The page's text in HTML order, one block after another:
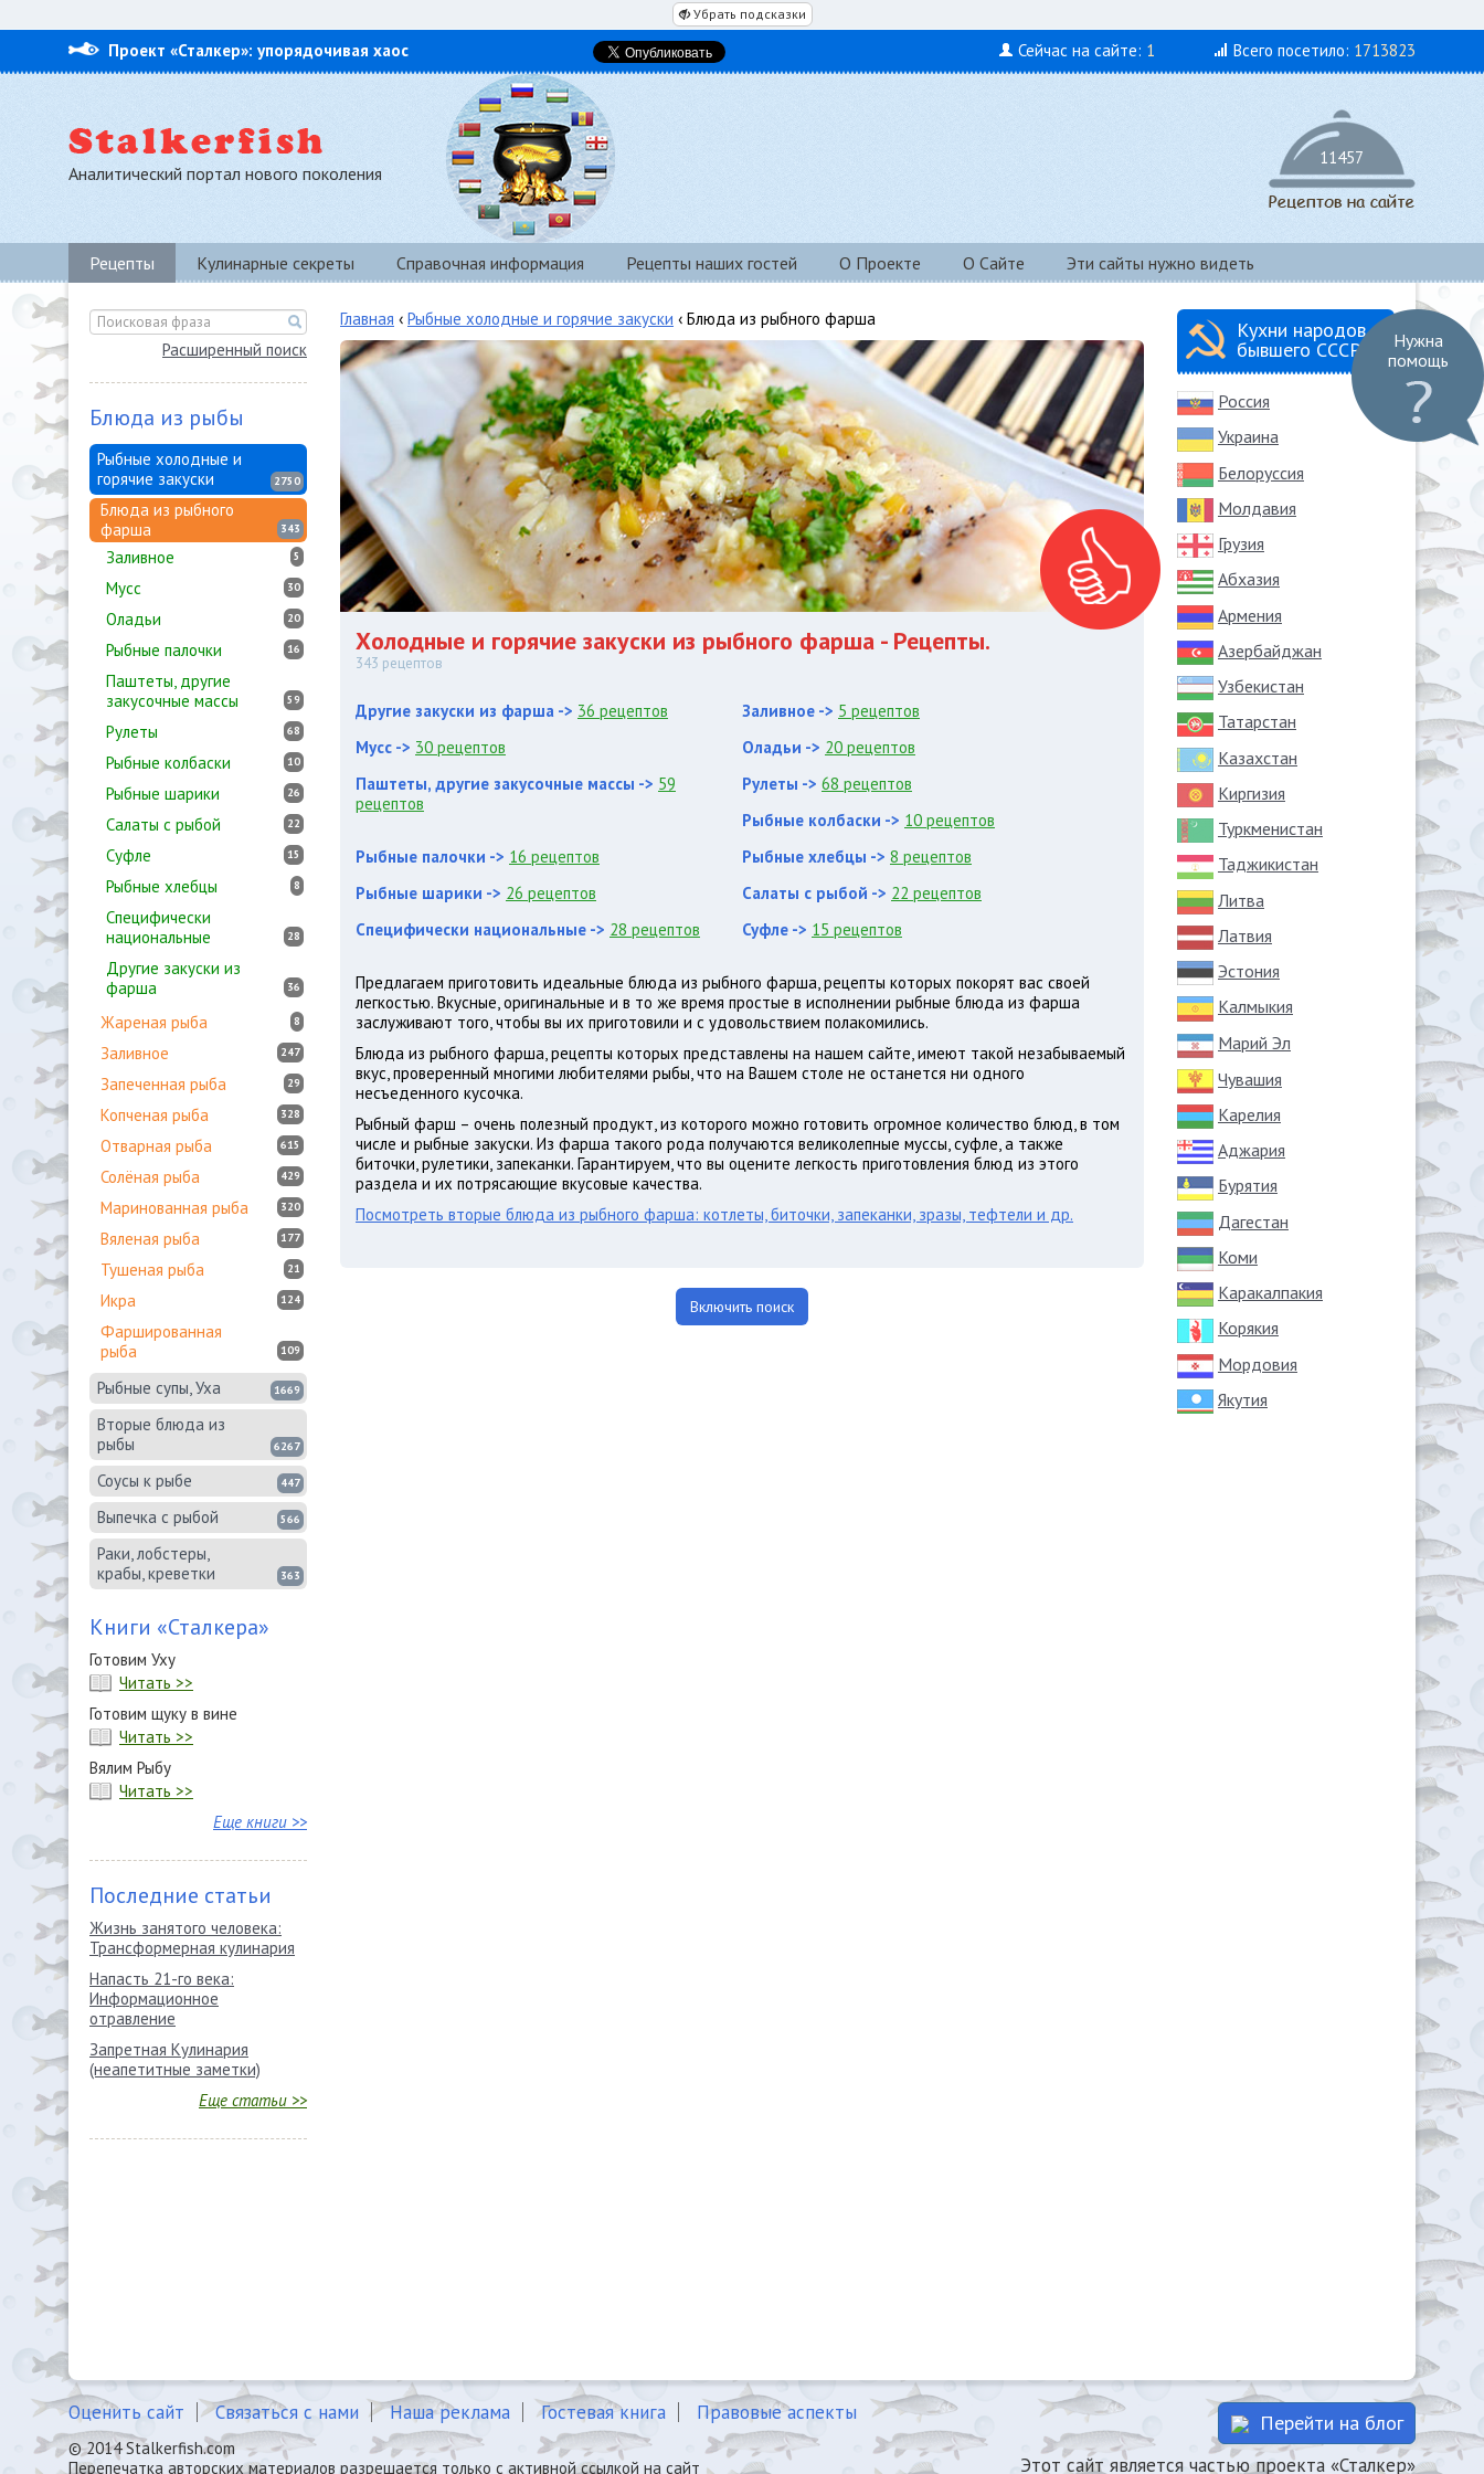
Убрать подсказки
Проект «Сталкер»: упорядочивая хаос Сейчас на сайте: 1 Всего посетило: 1713823
Аналитический портал нового поколения
11457
Рецепты Кулинарные секреты Справочная информация Рецепты наших гостей О Проекте О Сайте Эти сайты нужно видеть
Расширенный поиск
Блюда из рыбы
Рыбные холодные и
горячие закуски
2750
Блюда из рыбного
фарша
343
Заливное 5
Мусс 30
Оладьи 20
Рыбные палочки 16
Паштеты, другие
закусочные массы
59
Рулеты 68
Рыбные колбаски 10
Рыбные шарики 26
Салаты с рыбой 22
Суфле 15
Рыбные хлебцы 8
Специфически
национальные
28
Другие закуски из
фарша
36
Жареная рыба 8
Заливное 247
Запеченная рыба 29
Копченая рыба 328
Отварная рыба 615
Солёная рыба 429
Маринованная рыба 320
Вяленая рыба 177
Тушеная рыба 21
Икра 124
Фаршированная
рыба
109
Рыбные супы, Уха 1669
Вторые блюда из
рыбы
6267
Соусы к рыбе 447
Выпечка с рыбой 566
Раки, лобстеры,
крабы, креветки
363
Книги «Сталкера»
Готовим Уху
Читать >>
Готовим щуку в вине
Читать >>
Вялим Рыбу
Читать >>
Еще книги >>
Последние статьи
Жизнь занятого человека:
Трансформерная кулинария
Напасть 21-го века:
Информационное
отравление
Запретная Кулинария
(неапетитные заметки)
Еще статьи >>
Главная ‹ Рыбные холодные и горячие закуски ‹ Блюда из рыбного фарша
Холодные и горячие закуски из рыбного фарша - Рецепты.
343 рецептов
Другие закуски из фарша -> 36 рецептов Заливное -> 5 рецептов
Мусс -> 30 рецептов Оладьи -> 20 рецептов
Паштеты, другие закусочные массы -> 59
рецептов
Рулеты -> 68 рецептов
Рыбные колбаски -> 10 рецептов
Рыбные палочки -> 16 рецептов Рыбные хлебцы -> 8 рецептов
Рыбные шарики -> 26 рецептов Салаты с рыбой -> 22 рецептов
Специфически национальные -> 28 рецептов Суфле -> 15 рецептов
Предлагаем приготовить идеальные блюда из рыбного фарша, рецепты которых покорят вас своей
легкостью. Вкусные, оригинальные и в то же время простые в исполнении рыбные блюда из фарша
заслуживают того, чтобы вы их приготовили и с удовольствием полакомились.
Блюда из рыбного фарша, рецепты которых представлены на нашем сайте, имеют такой незабываемый
вкус, проверенный многими любителями рыбы, что на Вашем столе не останется ни одного
несъеденного кусочка.
Рыбный фарш – очень полезный продукт, из которого можно готовить огромное количество блюд, в том
числе и рыбные закуски. Из фарша такого рода получаются великолепные муссы, суфле, а также
биточки, рулетики, запеканки. Гарантируем, что вы оцените легкость приготовления блюд из этого
раздела и их потрясающие вкусовые качества.
Посмотреть вторые блюда из рыбного фарша: котлеты, биточки, запеканки, зразы, тефтели и др.
Включить поиск
Кухни народов
бывшего СССР
Россия
Украина
Белоруссия
Молдавия
Грузия
Абхазия
Армения
Азербайджан
Узбекистан
Татарстан
Казахстан
Киргизия
Туркменистан
Таджикистан
Литва
Латвия
Эстония
Калмыкия
Марий Эл
Чувашия
Карелия
Аджария
Бурятия
Дагестан
Коми
Каракалпакия
Корякия
Мордовия
Якутия
Оценить сайт Связаться с нами Наша реклама Гостевая книга Правовые аспекты
© 2014 Stalkerfish.com
Перепечатка авторских материалов разрешается только с активной ссылкой на сайт
Перейти на блог
Этот сайт является частью проекта «Сталкер»
Нужна
помощь